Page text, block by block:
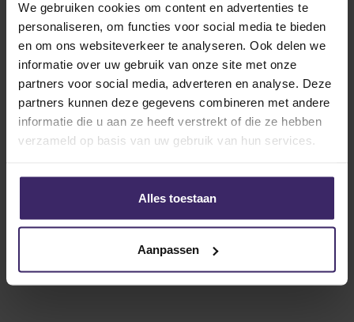
We gebruiken cookies om content en advertenties te
personaliseren, om functies voor social media te bieden
en om ons websiteverkeer te analyseren. Ook delen we
informatie over uw gebruik van onze site met onze
partners voor social media, adverteren en analyse. Deze
partners kunnen deze gegevens combineren met andere
informatie die u aan ze heeft verstrekt of die ze hebben
verzameld op basis van uw gebruik van hun services.
Alles toestaan
Aanpassen
Gelukkig hebben we onze wedstrijd met 2 – 0
gewonnen! Ondanks dat we helemaal in Michigan
speelden waren er een hoop ouders om ons te
supporten, dat was wel heel leuk. Terug in het hotel
kregen we lunch en vervolgens hadden we
teamstretch in het zwembad van het hotel. Hierna
even chillen op de kamer, en tenslotte nog uiteten.
Om de dag af te sluiten hadden we onze laatste